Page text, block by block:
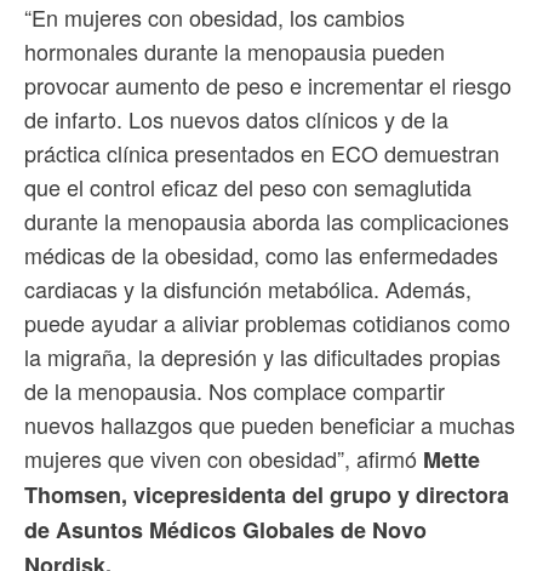
“En mujeres con obesidad, los cambios
hormonales durante la menopausia pueden
provocar aumento de peso e incrementar el riesgo
de infarto. Los nuevos datos clínicos y de la
práctica clínica presentados en ECO demuestran
que el control eficaz del peso con semaglutida
durante la menopausia aborda las complicaciones
médicas de la obesidad, como las enfermedades
cardiacas y la disfunción metabólica. Además,
puede ayudar a aliviar problemas cotidianos como
la migraña, la depresión y las dificultades propias
de la menopausia. Nos complace compartir
nuevos hallazgos que pueden beneficiar a muchas
mujeres que viven con obesidad”, afirmó Mette
Thomsen, vicepresidenta del grupo y directora
de Asuntos Médicos Globales de Novo